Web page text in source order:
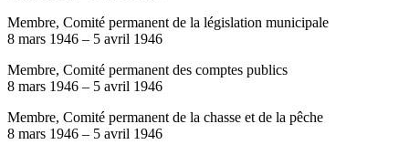
Membre, Comité permanent de la législation municipale
8 mars 1946 – 5 avril 1946
Membre, Comité permanent des comptes publics
8 mars 1946 – 5 avril 1946
Membre, Comité permanent de la chasse et de la pêche
8 mars 1946 – 5 avril 1946